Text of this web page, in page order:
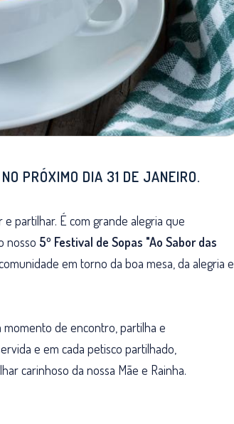
PRÓXIMO DIA 31 DE JANEIRO.
partilhar. É com grande alegria que
nosso 5º Festival de Sopas "Ao Sabor das
em torno da boa mesa, da alegria e
momento de encontro, partilha e
e em cada petisco partilhado,
carinhoso da nossa Mãe e Rainha.